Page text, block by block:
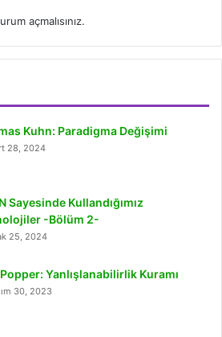
açmalısınız.
Kuhn: Paradigma Değişimi
28, 2024
Sayesinde Kullandığımız
-Bölüm 2-
25, 2024
Yanlışlanabilirlik Kuramı
30, 2023